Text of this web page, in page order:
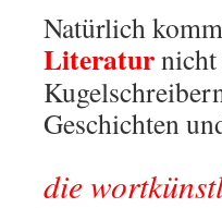
Natürlich
Literatur
Geschichten
die